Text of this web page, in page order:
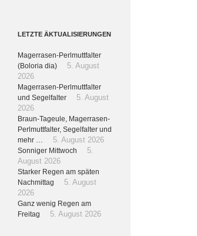
LETZTE ÄKTUALISIERUNGEN
Magerrasen-Perlmuttfalter
(Boloria dia)
5. August
2026
Magerrasen-Perlmuttfalter
und Segelfalter
5. August
2026
Braun-Tageule, Magerrasen-
Perlmuttfalter, Segelfalter und
mehr …
5. August 2026
Sonniger Mittwoch
5.
August 2026
Starker Regen am späten
Nachmittag
5. August
2026
Ganz wenig Regen am
Freitag
5. August 2026